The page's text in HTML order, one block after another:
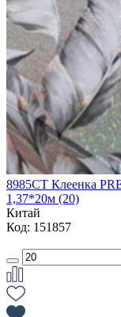
8985CT Клеенка
1,37*20м (20)
Китай
Код: 151857